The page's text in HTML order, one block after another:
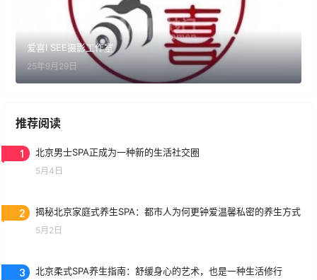
爱喜I SEE摄影工作室
25年9月29日
推荐阅读
1 北京男士SPA正成为一种新的生活社交圈
5月4日
2 揭秘北京家庭式养生SPA：都市人为何更钟爱温馨私密的养生方式
5月2日
3 北京柔式SPA养生指南：舒缓身心的艺术，也是一种生活修行